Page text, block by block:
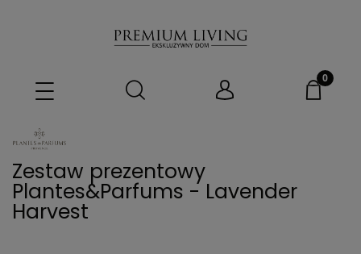
Zestaw prezentowy
Plantes&Parfums - Lavender
Harvest